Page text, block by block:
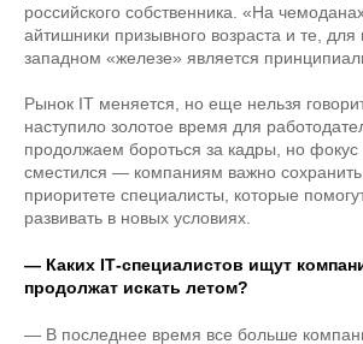
российского собственника. «На
айтишники призывного возраста и те, для
западном «железе» является
Рынок IT меняется, но еще нельзя
наступило золотое время для
продолжаем бороться за кадры, но фокус
сместился — компаниям важно
приоритете специалисты, которые
развивать в новых условиях.
— Каких IТ-специалистов ищут
продолжат искать летом?
— В последнее время все больше